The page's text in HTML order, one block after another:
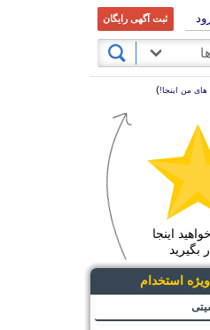
ثبت آگهی رایگان
های من اینجا!)
اینجا
بگیرید
استخدام